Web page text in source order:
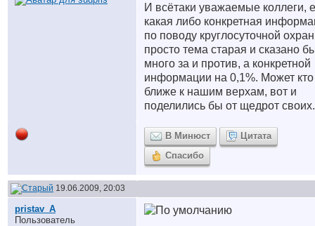
И всётаки уважаемые коллеги,
какая либо конкретная
по поводу круглосуточной
просто тема старая и сказано
много за и против, а конкретной
информации на 0,1%. Может кто
ближе к нашим верхам, вот и
поделились бы от щедрот своих.
В Минюст
Цитата
Спасибо
19.06.2009, 20:03
pristav_A
Пользователь